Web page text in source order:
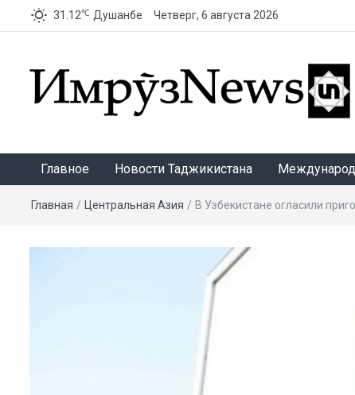
31.12℃ Душанбе Четверг, 6 августа 2026
Главное Новости Таджикистана
Главная / Центральная Азия / В Узбекистане огласили